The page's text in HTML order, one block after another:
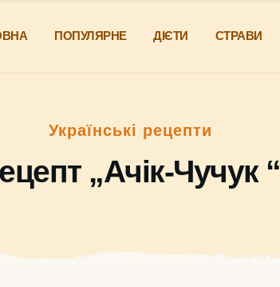
ПОПУЛЯРНЕ ДІЄТИ СТРАВИ
Українські рецепти
„Ачік-Чучук “